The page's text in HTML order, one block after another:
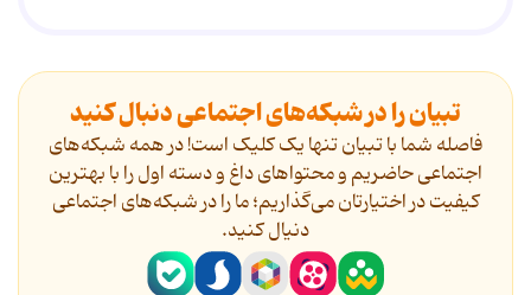
تبیان را در شبکه‌های اجتماعی دنبال کنید
فاصله شما با تبیان تنها یک کلیک است! در همه شبکه‌های
اجتماعی حاضریم و محتواهای داغ و دسته اول را با بهترین
کیفیت در اختیارتان می‌گذاریم؛ ما را در شبکه‌های اجتماعی
دنیال کنید.